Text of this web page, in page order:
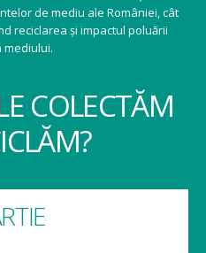
de mediu ale României, cât
reciclarea și impactul poluării
mediului.
COLECTĂM